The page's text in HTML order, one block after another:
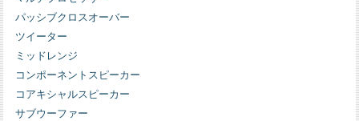
パッシブクロスオーバー
ツイーター
ミッドレンジ
コンポーネントスピーカー
コアキシャルスピーカー
サブウーファー